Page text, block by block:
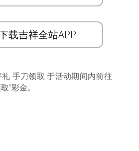
载吉祥全站APP
手刀领取 于活动期间内前往
”彩金。